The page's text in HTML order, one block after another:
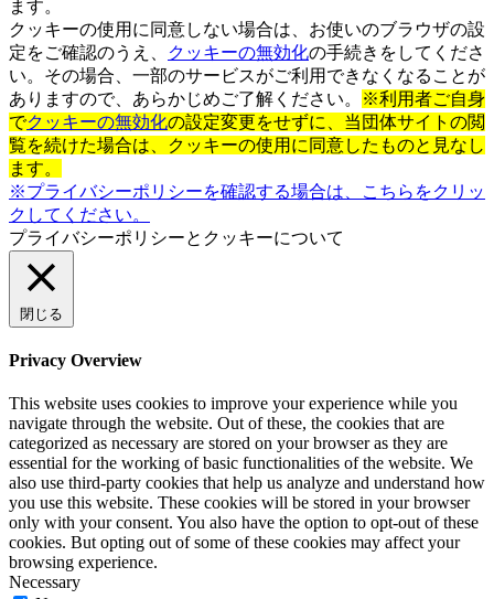
ます。
クッキーの使用に同意しない場合は、お使いのブラウザの設
定をご確認のうえ、
クッキーの無効化の手続きをしてくださ
い。その場合、一部のサービスがご利用できなくなることが
ありますので、あらかじめご了解ください。
※利用者ご自身
でクッキーの無効化の設定変更をせずに、当団体サイトの閲
覧を続けた場合は、クッキーの使用に同意したものと見なし
ます。
※プライバシーポリシーを確認する場合は、こちらをクリッ
クしてください。
プライバシーポリシーとクッキーについて
閉じる
Privacy Overview
This website uses cookies to improve your experience while you
navigate through the website. Out of these, the cookies that are
categorized as necessary are stored on your browser as they are
essential for the working of basic functionalities of the website. We
also use third-party cookies that help us analyze and understand how
you use this website. These cookies will be stored in your browser
only with your consent. You also have the option to opt-out of these
cookies. But opting out of some of these cookies may affect your
browsing experience.
Necessary